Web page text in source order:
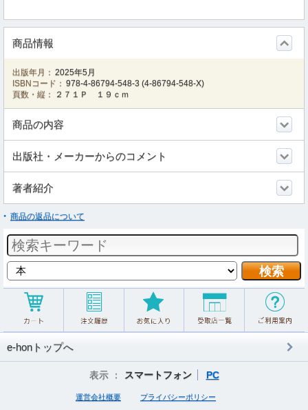
商品情報
出版年月： 2025年5月
ISBNコード： 978-4-86794-548-3 (4-86794-548-X)
頁数・縦：
２７１Ｐ １９ｃｍ
商品の内容
出版社・メーカーからのコメント
著者紹介
商品の返品について
e-honトップへ
表示 ： スマートフォン PC
運営会社概要 プライバシーポリシー